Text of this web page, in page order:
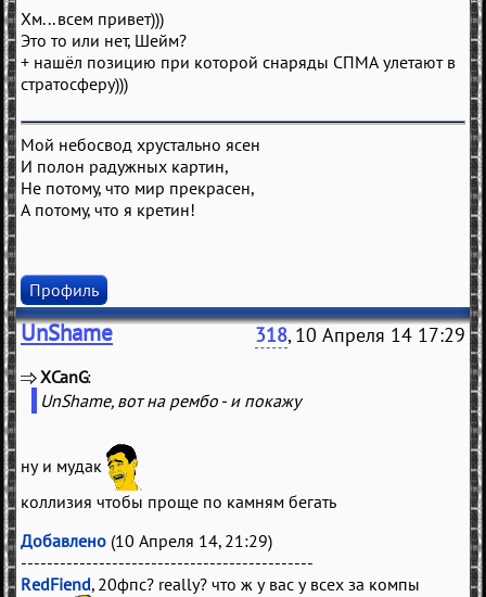
Хм... всем привет)))
Это то или нет, Шейм?
+ нашёл позицию при которой снаряды СПМА улетают в
стратосферу)))
Мой небосвод хрустально ясен
И полон радужных картин,
Не потому, что мир прекрасен,
А потому, что я кретин!
Профиль
UnShame 318, 10 Апреля 14 17:29
XCanG
UnShame, вот на рембо - и покажу
ну и мудак
коллизия чтобы проще по камням бегать
Добавлено (10 Апреля 14, 21:29)
---------------------------------------------
RedFiend, 20фпс? really? что ж у вас у всех за компы